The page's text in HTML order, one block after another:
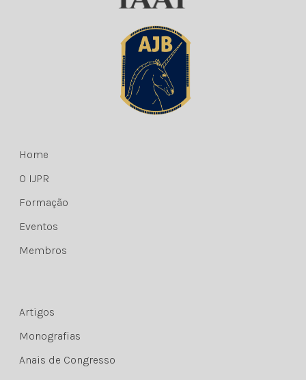
Home
O IJPR
Formação
Eventos
Membros
Artigos
Monografias
Anais de Congresso